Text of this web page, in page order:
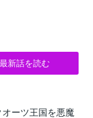
最新話を読む
ーツ王国を悪魔